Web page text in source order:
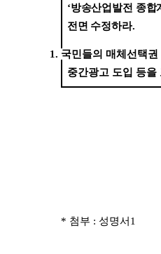
‘방송산업발전 종합
전면 수정하라.
1. 국민들의 매체선택
중간광고 도입 등
* 첨부 : 성명서1